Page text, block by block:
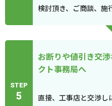
検討頂き、ご商談、施
STEP
5
お断りや値引き交
クト事務局へ
直接、工事店と交渉し